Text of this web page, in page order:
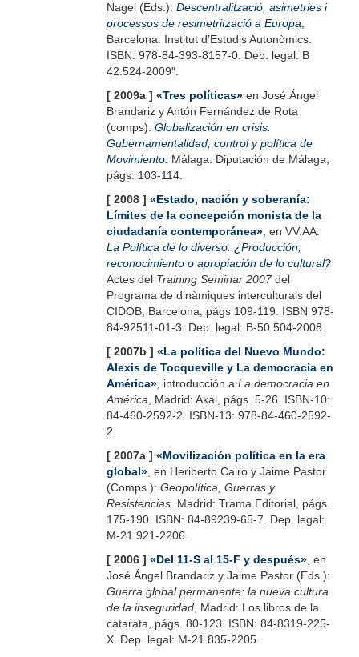
Nagel (Eds.): Descentralització, asimetries i
processos de resimetrització a Europa
Barcelona: Institut d’Estudis Autonòmics.
ISBN: 978-84-393-8157-0. Dep. legal: B
42.524-2009″.
[ 2009a ] «Tres políticas» en José Ángel
Brandariz y Antón Fernández de Rota
(comps): Globalización en crisis.
Gubernamentalidad, control y política de
Movimiento. Málaga: Diputación de Málaga,
págs. 103-114.
[ 2008 ] «Estado, nación y soberanía:
Límites de la concepción monista de la
ciudadanía contemporánea», en VV.AA.
La Política de lo diverso. ¿Producción,
reconocimiento o apropiación de lo cultural?
Actes del Training Seminar 2007del
Programa de dinàmiques interculturals del
CIDOB, Barcelona, págs 109-119. ISBN 978-
84-92511-01-3. Dep. legal: B-50.504-2008.
[ 2007b ] «La política del Nuevo Mundo:
Alexis de Tocqueville y La democracia en
América», introducción a La democracia en
América , Madrid: Akal, págs. 5-26. ISBN-10:
84-460-2592-2. ISBN-13: 978-84-460-2592-
2.
[ 2007a ] «Movilización política en la era
global», en Heriberto Cairo y Jaime Pastor
(Comps.): Geopolítica, Guerras y
Resistencias. Madrid: Trama Editorial, págs.
175-190. ISBN: 84-89239-65-7. Dep. legal:
M-21.921-2206.
[ 2006 ] «Del 11-S al 15-F y después», en
José Ángel Brandariz y Jaime Pastor (Eds.):
Guerra global permanente: la nueva cultura
de la inseguridad, Madrid: Los libros de la
catarata, págs. 80-123. ISBN: 84-8319-225-
X. Dep. legal: M-21.835-2205.